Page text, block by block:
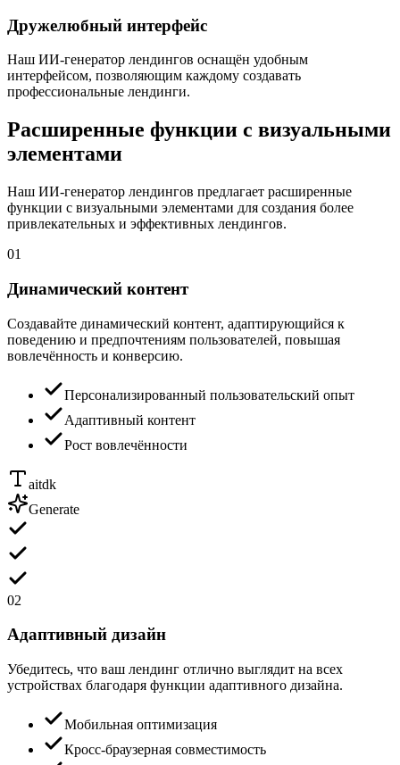
Дружелюбный интерфейс
Наш ИИ-генератор лендингов оснащён удобным
интерфейсом, позволяющим каждому создавать
профессиональные лендинги.
Расширенные функции с визуальными
элементами
Наш ИИ-генератор лендингов предлагает расширенные
функции с визуальными элементами для создания более
привлекательных и эффективных лендингов.
01
Динамический контент
Создавайте динамический контент, адаптирующийся к
поведению и предпочтениям пользователей, повышая
вовлечённость и конверсию.
Персонализированный пользовательский опыт
Адаптивный контент
Рост вовлечённости
aitdk
Generate
02
Адаптивный дизайн
Убедитесь, что ваш лендинг отлично выглядит на всех
устройствах благодаря функции адаптивного дизайна.
Мобильная оптимизация
Кросс-браузерная совместимость